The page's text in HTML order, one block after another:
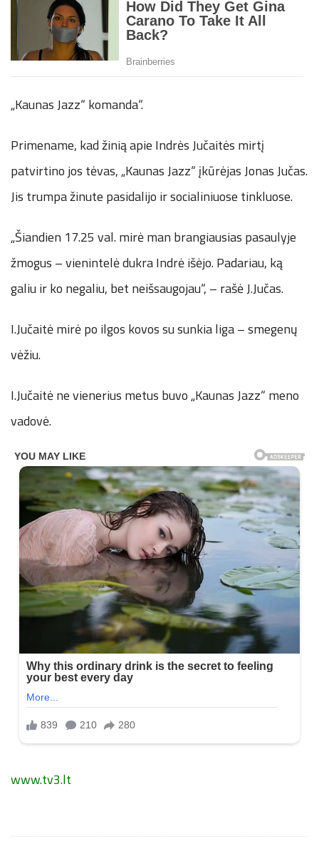
„Kaunas Jazz“ komanda“.
Primename, kad žinią apie Indrės Jučaitės mirtį
patvirtino jos tėvas, „Kaunas Jazz“ įkūrėjas Jonas Jučas.
Jis trumpa žinute pasidalijo ir socialiniuose tinkluose.
„Šiandien 17.25 val. mirė man brangiausias pasaulyje
žmogus – vienintelė dukra Indrė išėjo. Padariau, ką
galiu ir ko negaliu, bet neišsaugojau“, – rašė J.Jučas.
I.Jučaitė mirė po ilgos kovos su sunkia liga – smegenų
vėžiu.
I.Jučaitė ne vienerius metus buvo „Kaunas Jazz“ meno
vadovė.
www.tv3.lt